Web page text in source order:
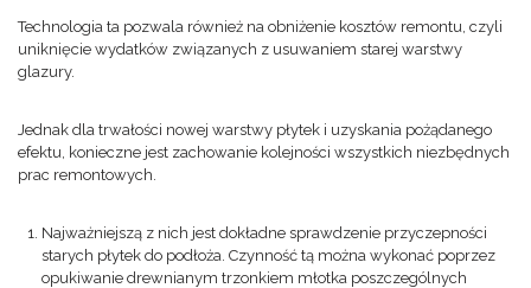
Technologia ta pozwala również na obniżenie kosztów remontu, czyli
uniknięcie wydatków związanych z usuwaniem starej warstwy
glazury.
Jednak dla trwałości nowej warstwy płytek i uzyskania pożądanego
efektu, konieczne jest zachowanie kolejności wszystkich niezbędnych
prac remontowych.
Najważniejszą z nich jest dokładne sprawdzenie przyczepności
starych płytek do podłoża. Czynność tą można wykonać poprzez
opukiwanie drewnianym trzonkiem młotka poszczególnych